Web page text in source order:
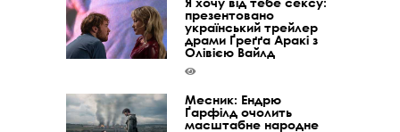
презентовано
український трейлер
драми Ґреґґа Аракі з
Олівією Вайлд
Месник: Ендрю
Ґарфілд очолить
масштабне народне